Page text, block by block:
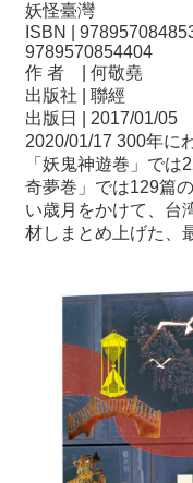
妖怪臺灣
ISBN |
9789570854404
作 者 | 何敬堯
出版社 | 聯經
出版日 | 2017/01/05
2020/01/17 300年に
「妖鬼神遊巻」で
奇夢巻」では129篇
い歳月をかけて、台
材しまとめ上げた、